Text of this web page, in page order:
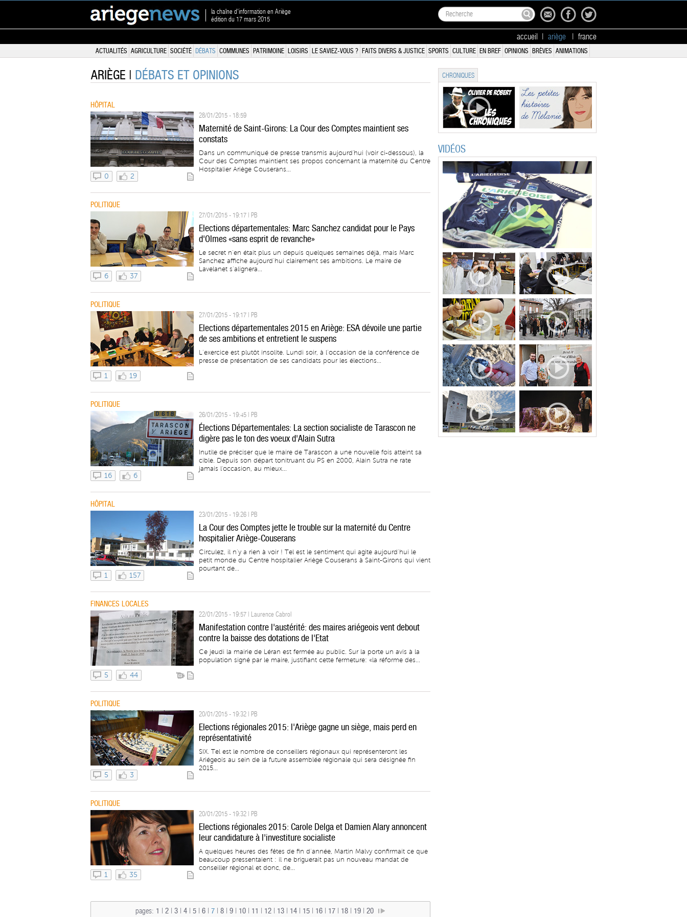
la chaîne d'information en Ariège
édition du 17 mars 2015
accueil ariège france
ACTUALITÉS AGRICULTURE SOCIÉTÉ DÉBATS COMMUNES PATRIMOINE LOISIRS LE SAVIEZ-VOUS ? FAITS DIVERS & JUSTICE SPORTS CULTURE EN BREF OPINIONS BRÈVES ANIMATIONS
ARIÈGE | DÉBATS ET OPINIONS
HÔPITAL
0 2
28/01/2015 - 18:59
Maternité de Saint-Girons: La Cour des Comptes maintient ses
constats
Dans un communiqué de presse transmis aujourd'hui (voir ci-dessous), la
Cour des Comptes maintient ses propos concernant la maternité du Centre
Hospitalier Ariège Couserans...
POLITIQUE
6 37
27/01/2015 - 19:17 | PB
Elections départementales: Marc Sanchez candidat pour le Pays
d'Olmes «sans esprit de revanche»
Le secret n’en était plus un depuis quelques semaines déjà, mais Marc
Sanchez affiche aujourd’hui clairement ses ambitions. Le maire de
Lavelanet s’alignera...
POLITIQUE
1 19
27/01/2015 - 19:17 | PB
Elections départementales 2015 en Ariège: ESA dévoile une partie
de ses ambitions et entretient le suspens
L’exercice est plutôt insolite. Lundi soir, à l’occasion de la conférence de
presse de présentation de ses candidats pour les élections...
POLITIQUE
16 6
26/01/2015 - 19:45 | PB
Élections Départementales: La section socialiste de Tarascon ne
digère pas le ton des voeux d'Alain Sutra
Inutile de préciser que le maire de Tarascon a une nouvelle fois atteint sa
cible. Depuis son départ tonitruant du PS en 2000, Alain Sutra ne rate
jamais l'occasion, au mieux...
HÔPITAL
1 157
23/01/2015 - 19:26 | PB
La Cour des Comptes jette le trouble sur la maternité du Centre
hospitalier Ariège-Couserans
Circulez, il n’y a rien à voir ! Tel est le sentiment qui agite aujourd’hui le
petit monde du Centre hospitalier Ariège Couserans à Saint-Girons qui vient
pourtant de...
FINANCES LOCALES
5 44
22/01/2015 - 19:57 | Laurence Cabrol
Manifestation contre l'austérité: des maires ariégeois vent debout
contre la baisse des dotations de l'Etat
Ce jeudi la mairie de Léran est fermée au public. Sur la porte un avis à la
population signé par le maire, justifiant cette fermeture: «la réforme des...
POLITIQUE
5 3
20/01/2015 - 19:32 | PB
Elections régionales 2015: l'Ariège gagne un siège, mais perd en
représentativité
SIX. Tel est le nombre de conseillers régionaux qui représenteront les
Ariégeois au sein de la future assemblée régionale qui sera désignée fin
2015...
POLITIQUE
1 35
20/01/2015 - 19:32 | PB
Elections régionales 2015: Carole Delga et Damien Alary annoncent
leur candidature à l'investiture socialiste
A quelques heures des fêtes de fin d’année, Martin Malvy confirmait ce que
beaucoup pressentaient : il ne briguerait pas un nouveau mandat de
conseiller régional et donc, de...
pages: 1 2 3 4 5 6 7 8 9 10 11 12 13 14 15 16 17 18 19 20
CHRONIQUES
VIDÉOS